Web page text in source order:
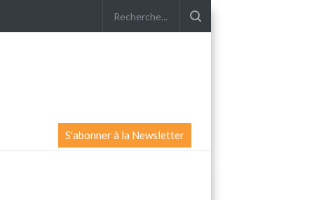
S'abonner à la Newsletter